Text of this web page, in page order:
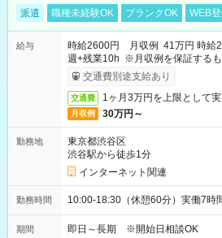
派遣 職種未経験OK ブランクOK WEB
給与
時給2600円 月収例 41万円 時給
週+残業10h ※月収例を保証する
受取りサービス利用可（利用条件有
交通費別途支給あり
交通費 1ヶ月3万円を上限として
月収例 30万円～
勤務地
東京都渋谷区
渋谷駅から徒歩1分
インターネット関連
勤務時間 10:00-18:30（休憩60分）実働7時
期間 即日～長期 ※開始日相談OK